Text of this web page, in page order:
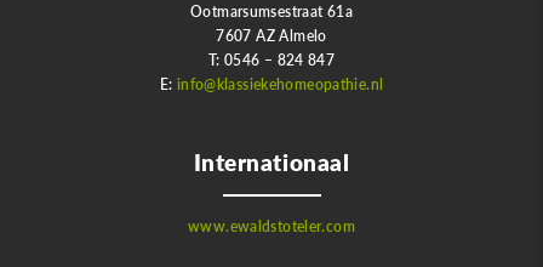
Ootmarsumsestraat 61a
7607 AZ Almelo
T: 0546 – 824 847
E: info@klassiekehomeopathie.nl
Internationaal
www.ewaldstoteler.com